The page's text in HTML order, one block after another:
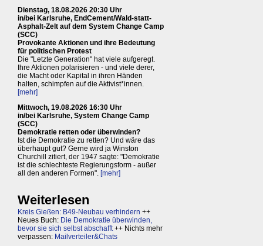
Dienstag, 18.08.2026 20:30 Uhr
in/bei Karlsruhe, EndCement/Wald-statt-
Asphalt-Zelt auf dem System Change Camp
(SCC)
Provokante Aktionen und ihre Bedeutung
für politischen Protest
Die "Letzte Generation" hat viele aufgeregt.
Ihre Aktionen polarisieren - und viele derer,
die Macht oder Kapital in ihren Händen
halten, schimpfen auf die Aktivist*innen.
[mehr]
Mittwoch, 19.08.2026 16:30 Uhr
in/bei Karlsruhe, System Change Camp
(SCC)
Demokratie retten oder überwinden?
Ist die Demokratie zu retten? Und wäre das
überhaupt gut? Gerne wird ja Winston
Churchill zitiert, der 1947 sagte: "Demokratie
ist die schlechteste Regierungsform - außer
all den anderen Formen". [mehr]
Weiterlesen
Kreis Gießen: B49-Neubau verhindern ++
Neues Buch: Die Demokratie überwinden,
bevor sie sich selbst abschafft++ Nichts mehr
verpassen: Mailverteiler&Chats